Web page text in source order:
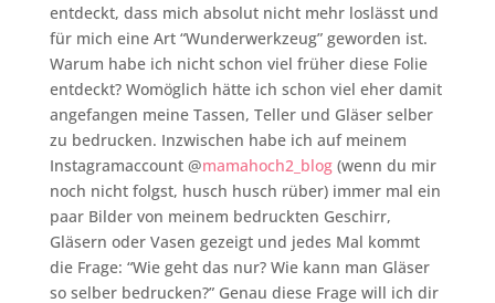
entdeckt, dass mich absolut nicht mehr loslässt und
für mich eine Art “Wunderwerkzeug” geworden ist.
Warum habe ich nicht schon viel früher diese Folie
entdeckt? Womöglich hätte ich schon viel eher damit
angefangen meine Tassen, Teller und Gläser selber
zu bedrucken. Inzwischen habe ich auf meinem
Instagramaccount @mamahoch2_blog(wenn du mir
noch nicht folgst, husch husch rüber) immer mal ein
paar Bilder von meinem bedruckten Geschirr,
Gläsern oder Vasen gezeigt und jedes Mal kommt
die Frage: “Wie geht das nur? Wie kann man Gläser
so selber bedrucken?” Genau diese Frage will ich dir